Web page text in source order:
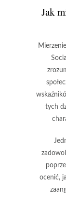
Jak
tych
ocenić,